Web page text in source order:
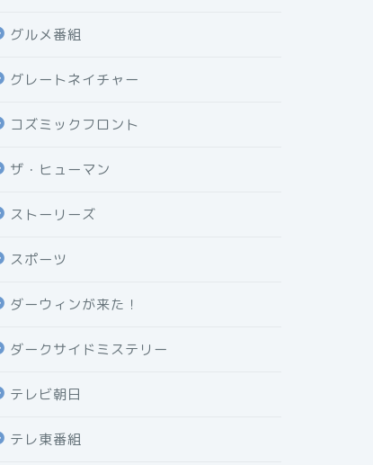
グルメ番組
グレートネイチャー
コズミックフロント
ザ・ヒューマン
ストーリーズ
スポーツ
ダーウィンが来た！
ダークサイドミステリー
テレビ朝日
テレ東番組